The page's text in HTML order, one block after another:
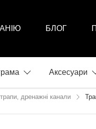
БЛОГ
Аксесуари
дренажні канали